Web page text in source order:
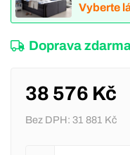
Vyberte
Doprava
38 576 Kč
Bez DPH: 31 881 Kč